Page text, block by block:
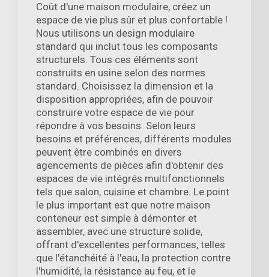
Coût d'une maison modulaire, créez un
espace de vie plus sûr et plus confortable !
Nous utilisons un design modulaire
standard qui inclut tous les composants
structurels. Tous ces éléments sont
construits en usine selon des normes
standard. Choisissez la dimension et la
disposition appropriées, afin de pouvoir
construire votre espace de vie pour
répondre à vos besoins. Selon leurs
besoins et préférences, différents modules
peuvent être combinés en divers
agencements de pièces afin d'obtenir des
espaces de vie intégrés multifonctionnels
tels que salon, cuisine et chambre. Le point
le plus important est que notre maison
conteneur est simple à démonter et
assembler, avec une structure solide,
offrant d'excellentes performances, telles
que l'étanchéité à l'eau, la protection contre
l'humidité, la résistance au feu, et le